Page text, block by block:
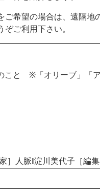
希望の場合は、遠隔地
ご利用下さい。
こと ※「オリーブ」「
］人脈‖淀川美代子［編